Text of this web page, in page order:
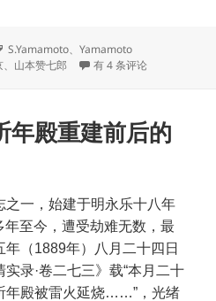
标
签
S.Yamamoto、Yamamoto
、 山本赞七郎 山本赞七郎作品集的版本
有 4 条评论
年殿重建前后的
之一，始建于明永乐十八年
年至今，遭受劫难无数，最
（1889年）八月二十四日
录·卷二七三》载“本月二十
年殿被雷火延烧……”，光绪